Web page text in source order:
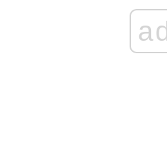
ad